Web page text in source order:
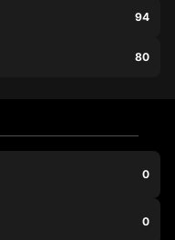
94
80
0
0